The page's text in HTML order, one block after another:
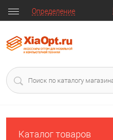
Определение
Каталог товаров